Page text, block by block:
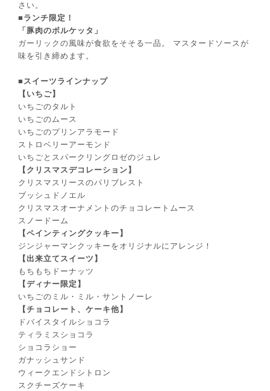
さい。
■ランチ限定！
「豚⾁のボルケッタ」
ガーリックの⾵味が⾷欲をそそる⼀品。 マスタードソースが
味を引き締めます。
■スイーツラインナップ
【いちご】
いちごのタルト
いちごのムース
いちごのプリンアラモード
ストロベリーアーモンド
いちごとスパークリングロゼのジュレ
【クリスマスデコレーション】
クリスマスリースのパリブレスト
ブッシュドノエル
クリスマスオーナメントのチョコレートムース
スノードーム
【ペインティングクッキー】
ジンジャーマンクッキーをオリジナルにアレンジ！
【出来⽴てスイーツ】
もちもちドーナッツ
【ディナー限定】
いちごのミル・ミル・サントノーレ
【チョコレート、ケーキ他】
ドバイスタイルショコラ
ティラミスショコラ
ショコラショー
ガナッシュサンド
ウィークエンドシトロン
スクチーズケーキ